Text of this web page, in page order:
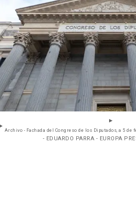
Archivo - Fachada del Congreso de los Diputados, a 5 de
- EDUARDO PARRA - EUROPA